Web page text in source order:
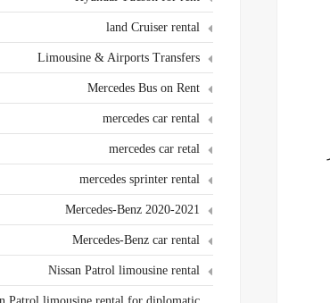
land Cruiser rental
Limousine & Airports Transfers
Mercedes Bus on Rent
mercedes car rental
mercedes car retal
mercedes sprinter rental
Mercedes-Benz 2020-2021
Mercedes-Benz car rental
Nissan Patrol limousine rental